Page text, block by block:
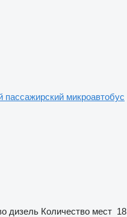
пассажирский микроавтобус
дизель Количество мест 18